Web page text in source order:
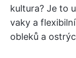
kultura? Je to
vaky a
obleků a